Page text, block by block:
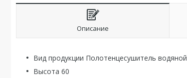
Описание
Вид продукции Полотенцесушитель водяной
Высота 60